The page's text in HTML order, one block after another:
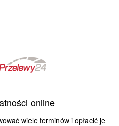
online
wiele terminów i opłacić je